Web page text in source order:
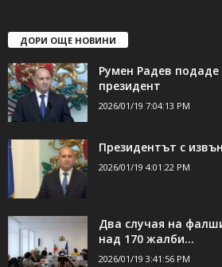
ДОРИ ОЩЕ НОВИНИ
Румен Радев подаде
президент
2026/01/19 7:04:13 PM
Президентът с
2026/01/19 4:01:22 PM
Два случая на
над 170 жалби...
2026/01/19 3:41:56 PM